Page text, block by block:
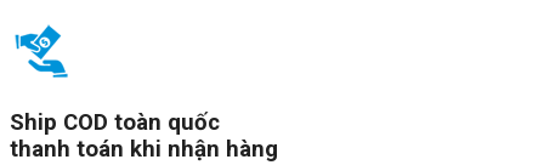
Ship COD toàn quốc
thanh toán khi nhận hàng